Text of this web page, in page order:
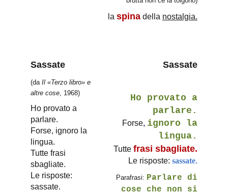
la spina della nostalgia.
Sassate
(da Il «Terzo libro» e
altre cose, 1968)
Ho provato a
parlare.
Forse, ignoro la
lingua.
Tutte frasi
sbagliate.
Le risposte:
sassate.
Sassate
Ho provato a
parlare.
Forse, ignoro la
lingua.
Tutte frasi sbagliate.
Le risposte: sassate.
Parafrasi: Parlare di
cose che non si